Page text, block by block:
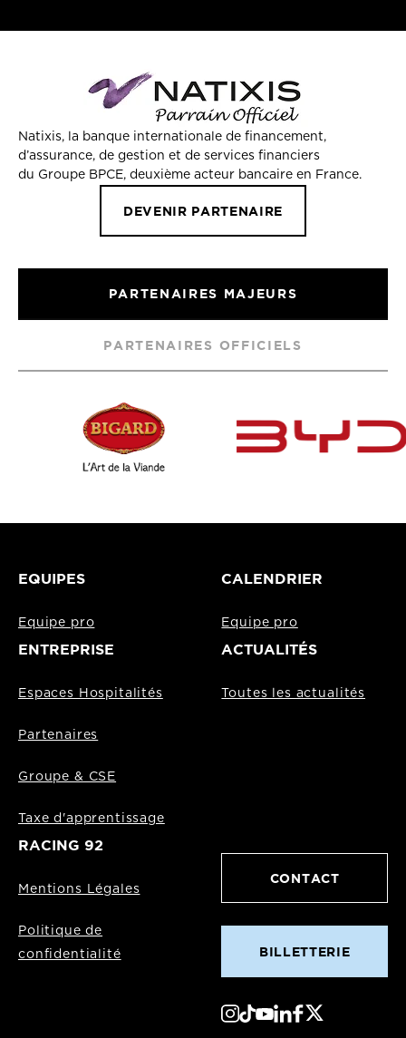
Natixis, la banque internationale de financement,
d’assurance, de gestion et de services financiers
du Groupe BPCE, deuxième acteur bancaire en France.
DEVENIR PARTENAIRE
PARTENAIRES MAJEURS
PARTENAIRES OFFICIELS
EQUIPES
Equipe pro
CALENDRIER
Equipe pro
ENTREPRISE
Espaces Hospitalités
Partenaires
Groupe & CSE
Taxe d'apprentissage
ACTUALITÉS
Toutes les actualités
RACING 92
Mentions Légales
Politique de
confidentialité
CONTACT
BILLETTERIE